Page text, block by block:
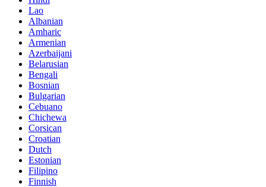
Lao
Albanian
Amharic
Armenian
Azerbaijani
Belarusian
Bengali
Bosnian
Bulgarian
Cebuano
Chichewa
Corsican
Croatian
Dutch
Estonian
Filipino
Finnish